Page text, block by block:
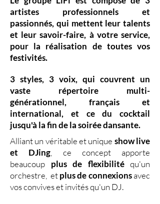
artistes professionnels et
passionnés, qui mettent leur talents
et leursavoir-faire, à votre service,
pour la réalisation de toutes vos
festivités.
3 styles, 3 voix, qui couvrent un
vaste répertoire multi-
générationnel,
français et
international, et ce du cocktail
jusqu'à la fin de la soirée dansante.
Alliant un véritable et unique show live
et DJing
ce concept apporte
beaucoup plus de flexibilitéqu'un
orchestre, etplus de connexionsavec
vos convives et invités qu'un DJ.